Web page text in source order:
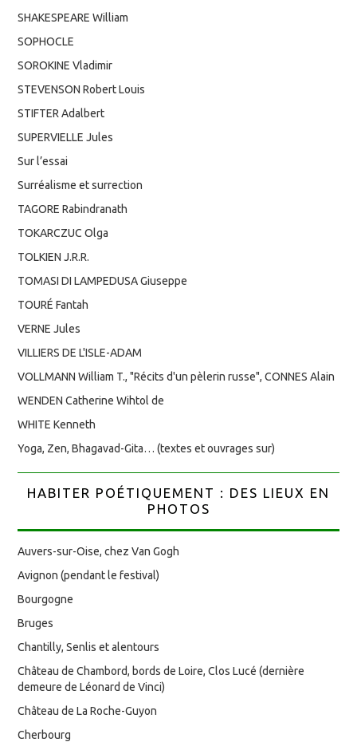
SHAKESPEARE William
SOPHOCLE
SOROKINE Vladimir
STEVENSON Robert Louis
STIFTER Adalbert
SUPERVIELLE Jules
Sur l’essai
Surréalisme et surrection
TAGORE Rabindranath
TOKARCZUC Olga
TOLKIEN J.R.R.
TOMASI DI LAMPEDUSA Giuseppe
TOURÉ Fantah
VERNE Jules
VILLIERS DE L'ISLE-ADAM
VOLLMANN William T., "Récits d'un pèlerin russe", CONNES Alain
WENDEN Catherine Wihtol de
WHITE Kenneth
Yoga, Zen, Bhagavad-Gita… (textes et ouvrages sur)
HABITER POÉTIQUEMENT : DES LIEUX EN
PHOTOS
Auvers-sur-Oise, chez Van Gogh
Avignon (pendant le festival)
Bourgogne
Bruges
Chantilly, Senlis et alentours
Château de Chambord, bords de Loire, Clos Lucé (dernière
demeure de Léonard de Vinci)
Château de La Roche-Guyon
Cherbourg